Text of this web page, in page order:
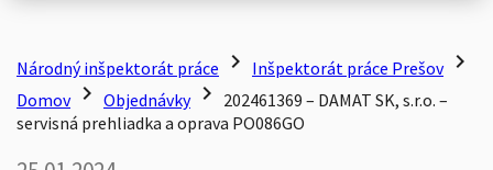
Národný inšpektorát práce chevron_right Inšpektorát práce Prešov chevron_right
Domov chevron_right Objednávky chevron_right 202461369 – DAMAT SK, s.r.o. –
servisná prehliadka a oprava PO086GO